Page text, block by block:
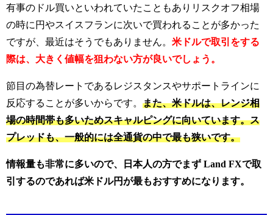
有事のドル買いといわれていたこともありリスクオフ相場
の時に円やスイスフランに次いで買われることが多かった
ですが、最近はそうでもありません。 米ドルで取引をする
際は、大きく値幅を狙わない方が良いでしょう。
節目の為替レートであるレジスタンスやサポートラインに
反応することが多いからです。 また、米ドルは、レンジ相
場の時間帯も多いためスキャルピングに向いています。ス
プレッドも、一般的には全通貨の中で最も狭いです。
情報量も非常に多いので、日本人の方でまず Land FXで取
引するのであれば米ドル円が最もおすすめになります。